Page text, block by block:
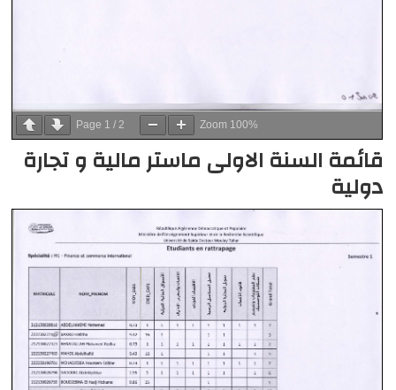
Page 1 / 2 Zoom 100%
قائمة السنة الاولى ماستر مالية و تجارة
دولية